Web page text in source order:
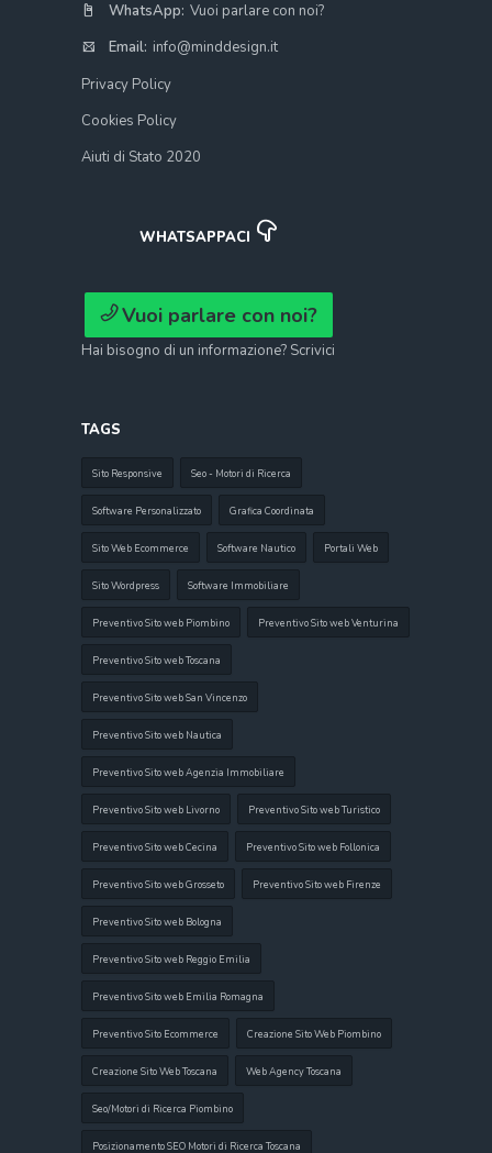
WhatsApp: Vuoi parlare con noi?
Email: info@minddesign.it
Privacy Policy
Cookies Policy
Aiuti di Stato 2020
WHATSAPPACI
Vuoi parlare con noi?
Hai bisogno di un informazione? Scrivici
TAGS
Sito Responsive Seo - Motori di Ricerca
Software Personalizzato Grafica Coordinata
Sito Web Ecommerce Software Nautico Portali Web
Sito Wordpress Software Immobiliare
Preventivo Sito web Piombino Preventivo Sito web Venturina
Preventivo Sito web Toscana
Preventivo Sito web San Vincenzo
Preventivo Sito web Nautica
Preventivo Sito web Agenzia Immobiliare
Preventivo Sito web Livorno Preventivo Sito web Turistico
Preventivo Sito web Cecina Preventivo Sito web Follonica
Preventivo Sito web Grosseto Preventivo Sito web Firenze
Preventivo Sito web Bologna
Preventivo Sito web Reggio Emilia
Preventivo Sito web Emilia Romagna
Preventivo Sito Ecommerce Creazione Sito Web Piombino
Creazione Sito Web Toscana Web Agency Toscana
Seo/Motori di Ricerca Piombino
Posizionamento SEO Motori di Ricerca Toscana